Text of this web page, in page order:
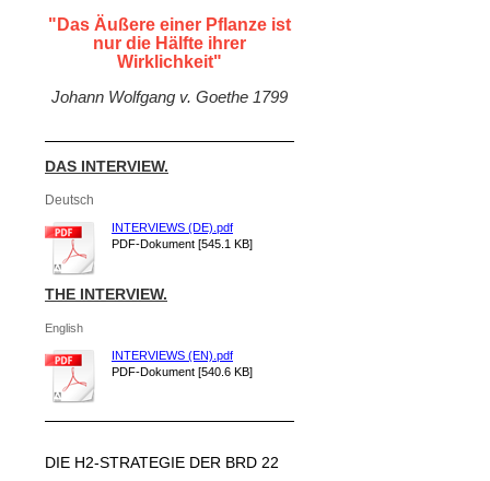
"Das Äußere einer Pflanze ist
nur die Hälfte ihrer
Wirklichkeit"
Johann Wolfgang v. Goethe 1799
DAS INTERVIEW.
Deutsch
INTERVIEWS (DE).pdf
PDF-Dokument [545.1 KB]
THE INTERVIEW.
English
INTERVIEWS (EN).pdf
PDF-Dokument [540.6 KB]
DIE H2-STRATEGIE DER BRD 22